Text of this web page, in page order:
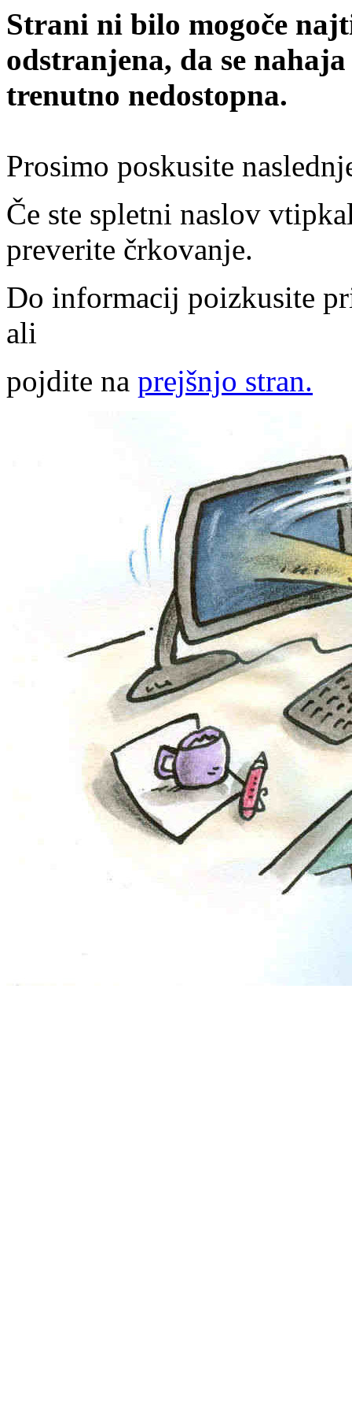
Strani ni bilo mogoče
odstranjena, da se
trenutno nedostopna.
Prosimo poskusite
Če ste spletni naslov
preverite črkovanje.
Do informacij poizkusite
ali
pojdite na prejšnjo stran.